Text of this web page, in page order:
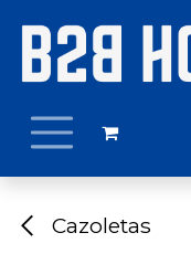
Cazoletas